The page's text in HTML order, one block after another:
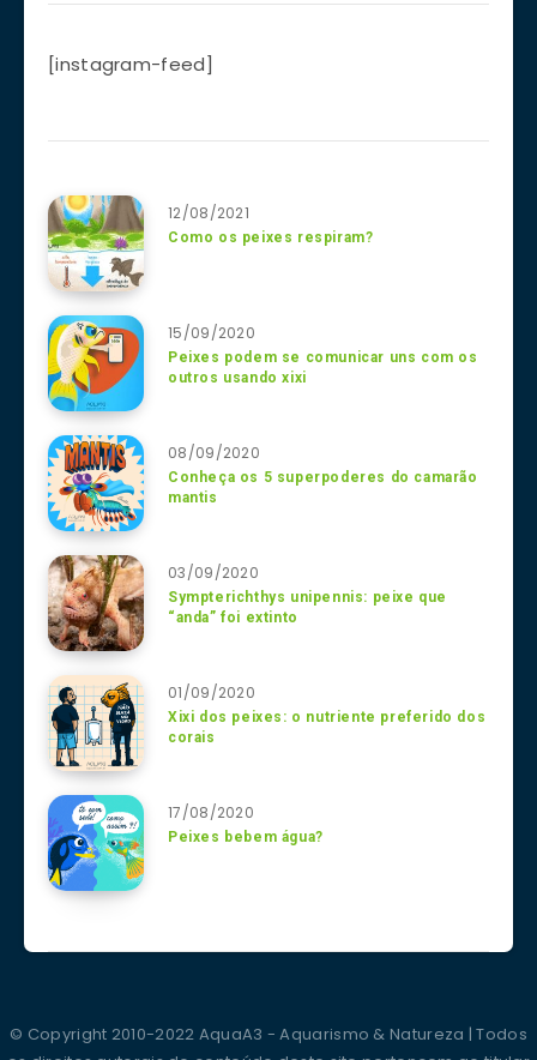
[instagram-feed]
12/08/2021
Como os peixes respiram?
15/09/2020
Peixes podem se comunicar uns com os
outros usando xixi
08/09/2020
Conheça os 5 superpoderes do camarão
mantis
03/09/2020
Sympterichthys unipennis: peixe que
“anda” foi extinto
01/09/2020
Xixi dos peixes: o nutriente preferido dos
corais
17/08/2020
Peixes bebem água?
© Copyright 2010-2022 AquaA3 - Aquarismo & Natureza | Todos